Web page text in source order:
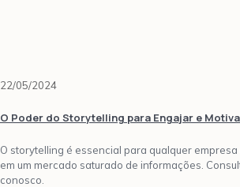
22/05/2024
O Poder do Storytelling para Engajar e
O storytelling é essencial para qualquer
em um mercado saturado de informações.
conosco.